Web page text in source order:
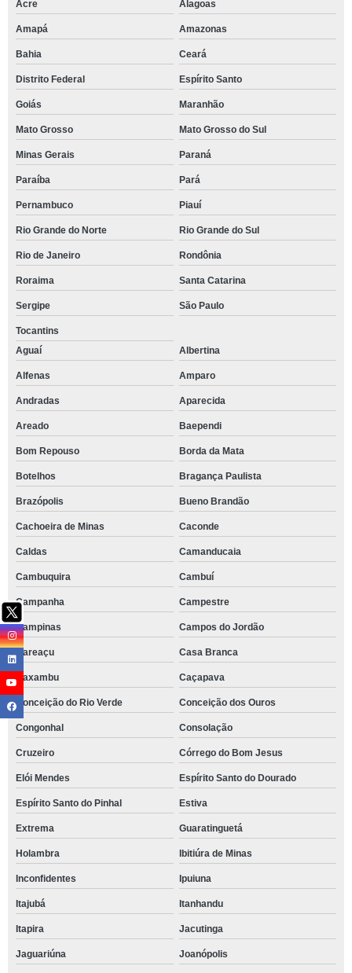
Acre
Alagoas
Amapá Amazonas
Bahia Ceará
Distrito Federal Espírito Santo
Goiás Maranhão
Mato Grosso Mato Grosso do Sul
Minas Gerais Paraná
Paraíba Pará
Pernambuco Piauí
Rio Grande do Norte Rio Grande do Sul
Rio de Janeiro Rondônia
Roraima Santa Catarina
Sergipe São Paulo
Tocantins
Aguaí
Albertina
Alfenas Amparo
Andradas Aparecida
Areado Baependi
Bom Repouso Borda da Mata
Botelhos Bragança Paulista
Brazópolis Bueno Brandão
Cachoeira de Minas Caconde
Caldas Camanducaia
Cambuquira Cambuí
Campanha Campestre
Campinas Campos do Jordão
Careaçu Casa Branca
Caxambu Caçapava
Conceição do Rio Verde Conceição dos Ouros
Congonhal Consolação
Cruzeiro Córrego do Bom Jesus
Elói Mendes Espírito Santo do Dourado
Espírito Santo do Pinhal Estiva
Extrema Guaratinguetá
Holambra Ibitiúra de Minas
Inconfidentes Ipuiuna
Itajubá Itanhandu
Itapira Jacutinga
Jaguariúna Joanópolis